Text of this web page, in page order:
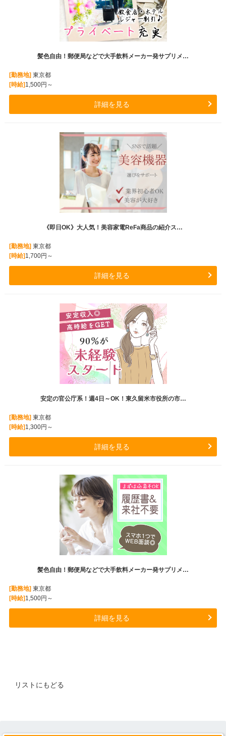
髪色自由！郵便局などで大手飲料メーカー発サプリメ…
[勤務地] 東京都
[時給] 1,500円～
詳細を見る
《即日OK》大人気！美容家電ReFa商品の紹介ス…
[勤務地] 東京都
[時給] 1,700円～
詳細を見る
安定の官公庁系！週4日～OK！東久留米市役所の市…
[勤務地] 東京都
[時給] 1,300円～
詳細を見る
髪色自由！郵便局などで大手飲料メーカー発サプリメ…
[勤務地] 東京都
[時給] 1,500円～
詳細を見る
リストにもどる